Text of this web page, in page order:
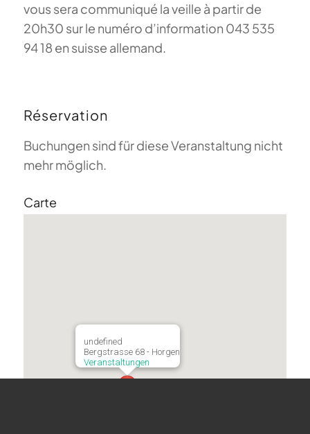
vous sera communiqué la veille à partir de
20h30 sur le numéro d’information 043 535
94 18 en suisse allemand.
Réservation
Buchungen sind für diese Veranstaltung nicht
mehr möglich.
Carte
undefined
Bergstrasse 68 - Horgen
Veranstaltungen